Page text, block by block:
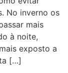
No inverno os
mais
à noite,
exposto a
[…]